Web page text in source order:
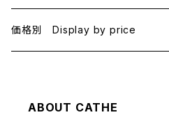
B75
C70
BLACK
BEIGE
価格別 Display by price
1000~
ABOUT CATHE